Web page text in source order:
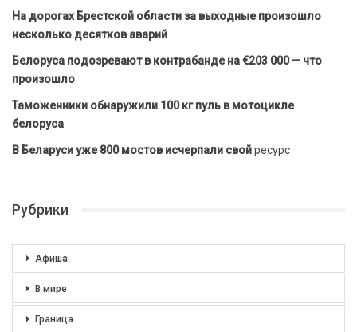
На дорогах Брестской области за выходные произошло
несколько десятков аварий
Белоруса подозревают в контрабанде на €203 000 — что
произошло
Таможенники обнаружили 100 кг пуль в мотоцикле
белоруса
В Беларуси уже 800 мостов исчерпали свойресурс
Рубрики
Афиша
В мире
Граница